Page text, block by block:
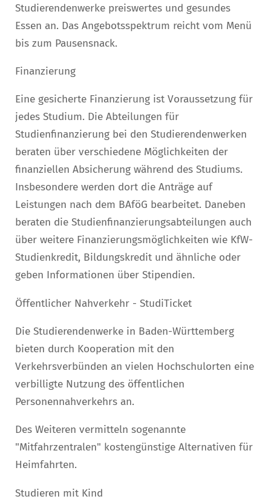
Studierendenwerke preiswertes und gesundes
Essen an. Das Angebotsspektrum reicht vom Menü
bis zum Pausensnack.
Finanzierung
Eine gesicherte Finanzierung ist Voraussetzung für
jedes Studium. Die Abteilungen für
Studienfinanzierung bei den Studierendenwerken
beraten über verschiedene Möglichkeiten der
finanziellen Absicherung während des Studiums.
Insbesondere werden dort die Anträge auf
Leistungen nach dem BAföG bearbeitet. Daneben
beraten die Studienfinanzierungsabteilungen auch
über weitere Finanzierungsmöglichkeiten wie KfW-
Studienkredit, Bildungskredit und ähnliche oder
geben Informationen über Stipendien.
Öffentlicher Nahverkehr - StudiTicket
Die Studierendenwerke in Baden-Württemberg
bieten durch Kooperation mit den
Verkehrsverbünden an vielen Hochschulorten eine
verbilligte Nutzung des öffentlichen
Personennahverkehrs an.
Des Weiteren vermitteln sogenannte
"Mitfahrzentralen" kostengünstige Alternativen für
Heimfahrten.
Studieren mit Kind